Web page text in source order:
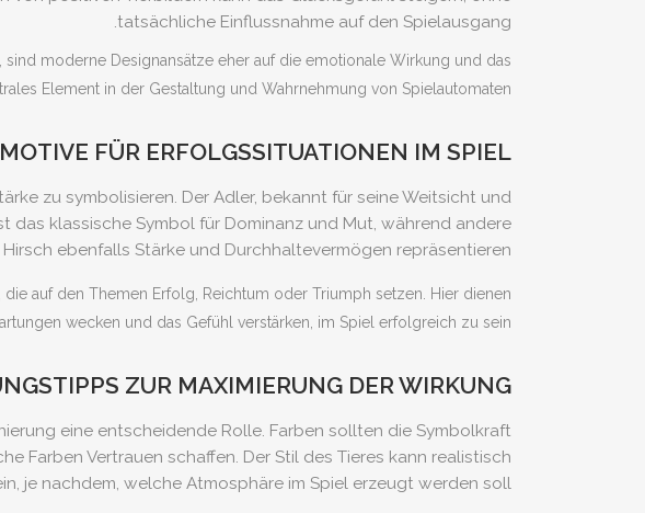
tatsächliche Einflussnahme auf den Spielausgang.
moderne Designansätze eher auf die emotionale Wirkung und das
Element in der Gestaltung und Wahrnehmung von Spielautomaten.
FÜR ERFOLGSSITUATIONEN IM SPIEL
zu symbolisieren. Der Adler, bekannt für seine Weitsicht und
das klassische Symbol für Dominanz und Mut, während andere
ebenfalls Stärke und Durchhaltevermögen repräsentieren.
auf den Themen Erfolg, Reichtum oder Triumph setzen. Hier dienen
wecken und das Gefühl verstärken, im Spiel erfolgreich zu sein.
ZUR MAXIMIERUNG DER WIRKUNG
eine entscheidende Rolle. Farben sollten die Symbolkraft
Farben Vertrauen schaffen. Der Stil des Tieres kann realistisch
je nachdem, welche Atmosphäre im Spiel erzeugt werden soll.